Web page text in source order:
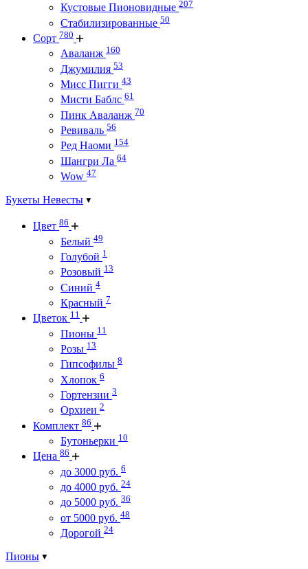
Кустовые Пионовидные 207
Стабилизированные 50
Сорт 780
Аваланж 160
Джумилия 53
Мисс Пигги 43
Мисти Баблс 61
Пинк Аваланж 70
Ревиваль 56
Ред Наоми 154
Шангри Ла 64
Wow 47
Букеты Невесты
Цвет 86
Белый 49
Голубой 1
Розовый 13
Синий 4
Красный 7
Цветок 11
Пионы 11
Розы 13
Гипсофилы 8
Хлопок 6
Гортензии 3
Орхиеи 2
Комплект 86
Бутоньерки 10
Цена 86
до 3000 руб. 6
до 4000 руб. 24
до 5000 руб. 36
от 5000 руб. 48
Дорогой 24
Пионы